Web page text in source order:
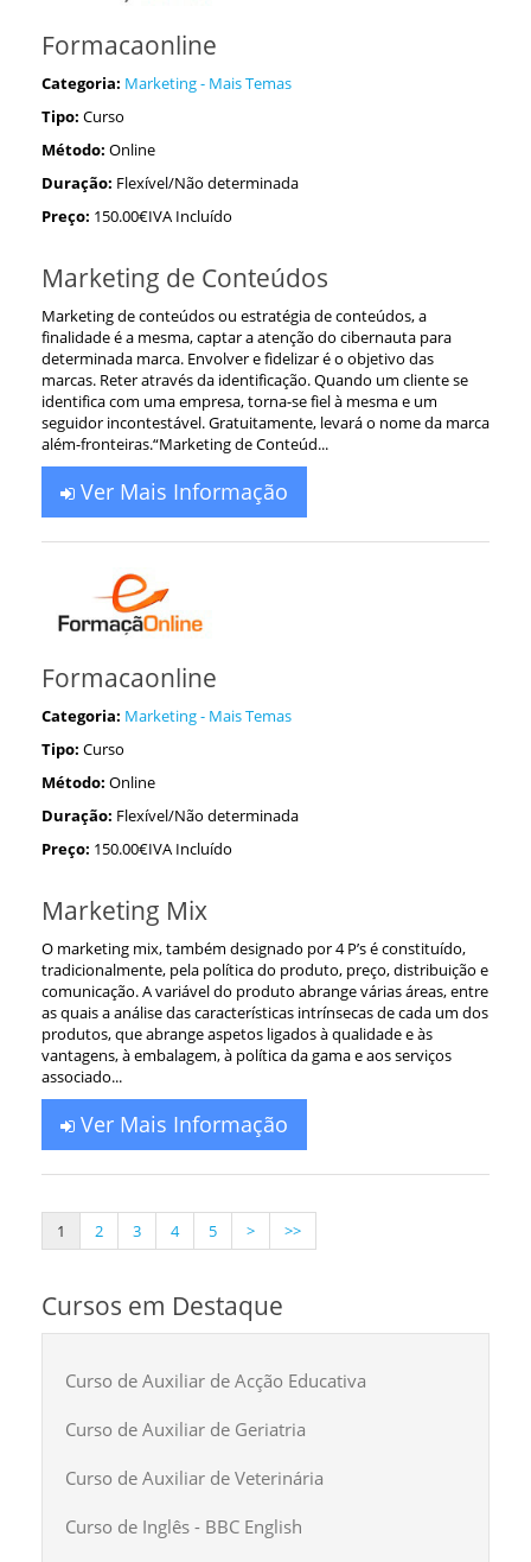
Formacaonline
Categoria: Marketing - Mais Temas
Tipo: Curso
Método: Online
Duração: Flexível/Não determinada
Preço: 150.00€IVA Incluído
Marketing de Conteúdos
Marketing de conteúdos ou estratégia de conteúdos, a
finalidade é a mesma, captar a atenção do cibernauta para
determinada marca. Envolver e fidelizar é o objetivo das
marcas. Reter através da identificação. Quando um cliente se
identifica com uma empresa, torna-se fiel à mesma e um
seguidor incontestável. Gratuitamente, levará o nome da marca
além-fronteiras.“Marketing de Conteúd...
Ver Mais Informação
Formacaonline
Categoria: Marketing - Mais Temas
Tipo: Curso
Método: Online
Duração: Flexível/Não determinada
Preço: 150.00€IVA Incluído
Marketing Mix
O marketing mix, também designado por 4 P’s é constituído,
tradicionalmente, pela política do produto, preço, distribuição e
comunicação. A variável do produto abrange várias áreas, entre
as quais a análise das características intrínsecas de cada um dos
produtos, que abrange aspetos ligados à qualidade e às
vantagens, à embalagem, à política da gama e aos serviços
associado...
Ver Mais Informação
1 2 3 4 5 > >>
Cursos em Destaque
Curso de Auxiliar de Acção Educativa
Curso de Auxiliar de Geriatria
Curso de Auxiliar de Veterinária
Curso de Inglês - BBC English